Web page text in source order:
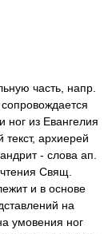
часть, напр.
ног из Евангелия
архиерей
- слова ап.
Свящ.
и в основе
на
умовения ног